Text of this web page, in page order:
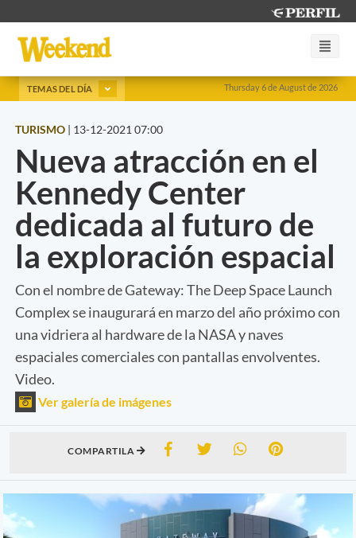
Thursday 6 de August de 2026
TEMAS DEL DÍA
TURISMO | 13-12-2021 07:00
Nueva atracción en el
Kennedy Center
dedicada al futuro de
la exploración espacial
Con el nombre de Gateway: The Deep Space Launch
Complex se inaugurará en marzo del año próximo con
una vidriera al hardware de la NASA y naves
espaciales comerciales con pantallas envolventes.
Video.
Ver galería de imágenes
COMPARTILA